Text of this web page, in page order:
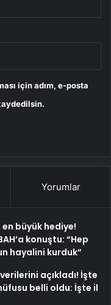
için adım, e-posta
Yorumlar
büyük hediye!
konuştu: “Hep
hayalini kurduk”
açıkladı! İşte
belli oldu: İşte il